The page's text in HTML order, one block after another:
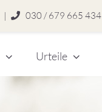
| 030 / 679 665 434
Urteile